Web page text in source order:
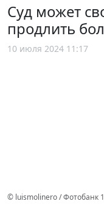
Суд может
продлить
10 июля 2024 11:17
© luismolinero / Фотобанк